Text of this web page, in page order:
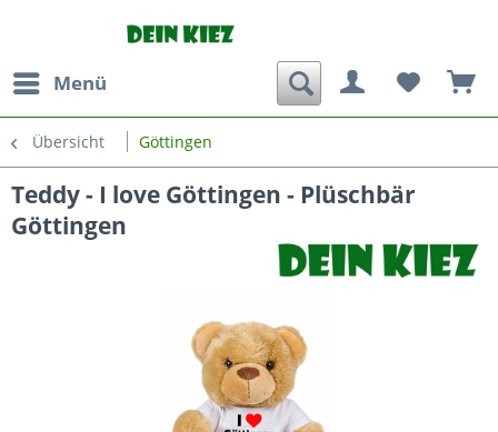
Menü
Übersicht Göttingen
Teddy - I love Göttingen - Plüschbär
Göttingen